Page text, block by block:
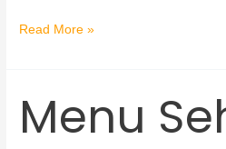
Read More »
Menu
Sehat
untuk